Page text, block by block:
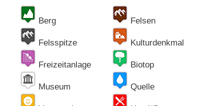
Berg Felsen
Felsspitze Kulturdenkmal
Freizeitanlage Biotop
Museum Quelle